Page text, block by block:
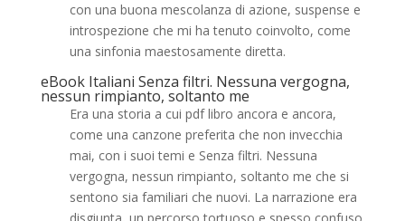
con una buona mescolanza di azione, suspense e
introspezione che mi ha tenuto coinvolto, come
una sinfonia maestosamente diretta.
eBook Italiani Senza filtri. Nessuna vergogna,
nessun rimpianto, soltanto me
Era una storia a cui pdf libro ancora e ancora,
come una canzone preferita che non invecchia
mai, con i suoi temi e Senza filtri. Nessuna
vergogna, nessun rimpianto, soltanto me che si
sentono sia familiari che nuovi. La narrazione era